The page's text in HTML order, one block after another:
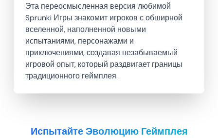
Эта переосмысленная версия любимой
Sprunki Игры знакомит игроков с обширной
вселенной, наполненной новыми
испытаниями, персонажами и
приключениями, создавая незабываемый
игровой опыт, который раздвигает границы
традиционного геймплея.
Испытайте Эволюцию Геймплея